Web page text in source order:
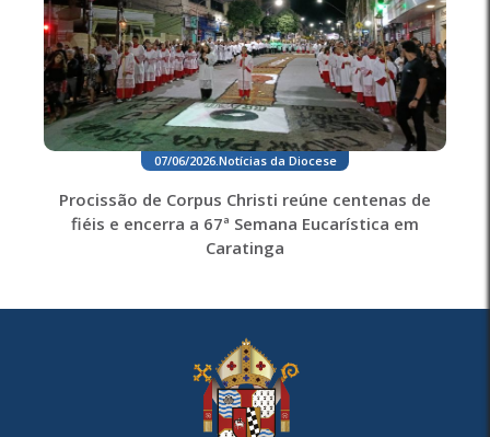
07/06/2026.Notícias da Diocese
Procissão de Corpus Christi reúne centenas de
fiéis e encerra a 67ª Semana Eucarística em
Caratinga